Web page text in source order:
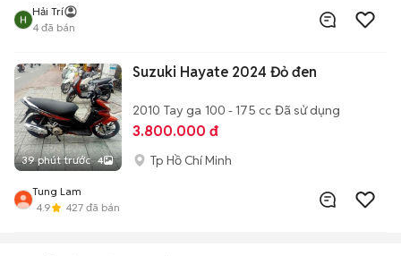
Hải Trí
4 đã bán
39 phút trước 4
Suzuki Hayate 2024 Đỏ đen
2010 Tay ga 100 - 175 cc Đã sử dụng
3.800.000 đ
Tp Hồ Chí Minh
Tung Lam
4.9
427 đã bán